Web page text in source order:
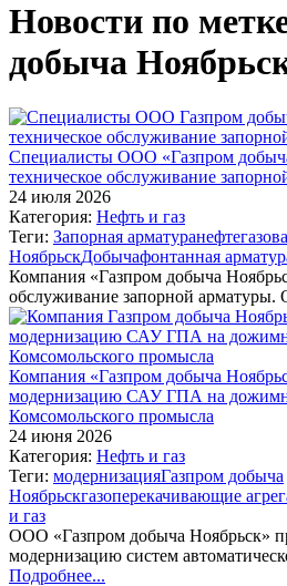
Новости по
добыча
Специалисты ООО «Газпром
техническое обслуживание
24 июля 2026
Категория: Нефть и газ
Теги: Запорная арматура
НоябрьскДобычафонтанная
Компания «Газпром добыча
обслуживание запорной арматуры.
Компания «Газпром добыча
модернизацию САУ ГПА на
Комсомольского промысла
24 июня 2026
Категория: Нефть и газ
Теги: модернизацияГазпром добыча
Ноябрьскгазоперекачивающие
и газ
ООО «Газпром добыча Ноябрьск»
модернизацию систем
Подробнее...